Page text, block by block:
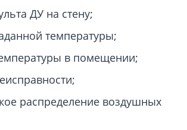
ДУ на стену;
температуры;
в помещении;
распределение воздушных